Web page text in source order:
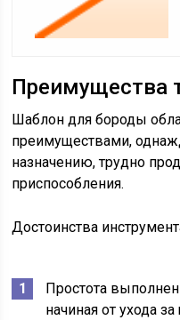
Преимущества
Шаблон для бороды
преимуществами,
назначению, трудно
приспособления.
Достоинства
Простота
начиная от ухода